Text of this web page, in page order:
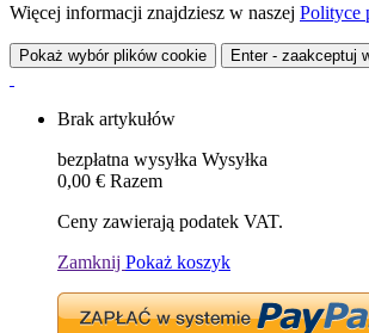
Więcej informacji znajdziesz w naszej Polityce
Pokaż wybór plików cookie Enter - zaakceptuj
Brak artykułów
bezpłatna wysyłka Wysyłka
0,00 € Razem
Ceny zawierają podatek VAT.
Zamknij Pokaż koszyk